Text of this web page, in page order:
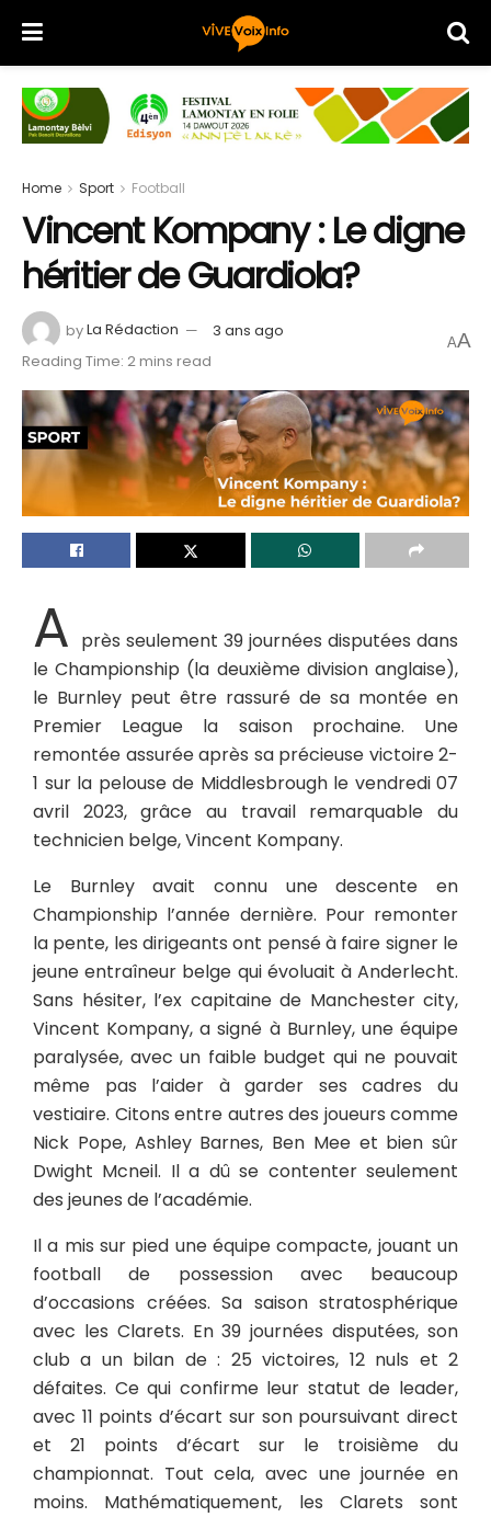
Home Sport Football
Vincent Kompany : Le digne
héritier de Guardiola?
byLa Rédaction
3 ans ago
Reading Time: 2 mins read
AA
A près seulement 39 journées disputées dans
le Championship (la deuxième division anglaise),
le Burnley peut être rassuré de sa montée en
Premier League la saison prochaine. Une
remontée assurée après sa précieuse victoire 2-
1 sur la pelouse de Middlesbrough le vendredi 07
avril 2023, grâce au travail remarquable du
technicien belge, Vincent Kompany.
Le Burnley avait connu une descente en
Championship l’année dernière. Pour remonter
la pente, les dirigeants ont pensé à faire signer le
jeune entraîneur belge qui évoluait à Anderlecht.
Sans hésiter, l’ex capitaine de Manchester city,
Vincent Kompany, a signé à Burnley, une équipe
paralysée, avec un faible budget qui ne pouvait
même pas l’aider à garder ses cadres du
vestiaire. Citons entre autres des joueurs comme
Nick Pope, Ashley Barnes, Ben Mee et bien sûr
Dwight Mcneil. Il a dû se contenter seulement
des jeunes de l’académie.
Il a mis sur pied une équipe compacte, jouant un
football de possession avec beaucoup
d’occasions créées. Sa saison stratosphérique
avec les Clarets. En 39 journées disputées, son
club a un bilan de : 25 victoires, 12 nuls et 2
défaites. Ce qui confirme leur statut de leader,
avec 11 points d’écart sur son poursuivant direct
et 21 points d’écart sur le troisième du
championnat. Tout cela, avec une journée en
moins. Mathématiquement, les Clarets sont